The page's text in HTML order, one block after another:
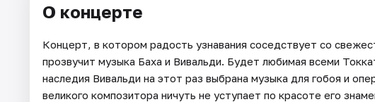
О концерте
Концерт, в котором радость узнавания соседствует со
прозвучит музыка Баха и Вивальди. Будет любимая всеми
наследия Вивальди на этот раз выбрана музыка для гобоя и
великого композитора ничуть не уступает по красоте его